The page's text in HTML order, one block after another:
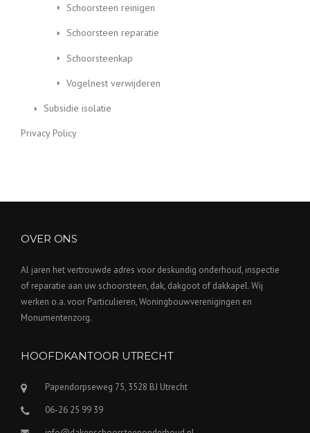
Schoorsteen reinigen
Schoorsteen reparatie
Schoorsteenkap
Vogelnest verwijderen
Subsidie isolatie
Privacy Policy
OVER ONS
Al jaren het vertrouwde adres voor deskundig onderhoud, inspectie
of reparatie aan uw schoorsteen, dak, dakgoot of dakkapel. Wij
werken o.a. voor Particulieren, Woningbouwverenigingen en
Monumentenzorg.
HOOFDKANTOOR UTRECHT
Papendorpseweg 75, 3528 BJ Utrecht
06-26 25 99 39